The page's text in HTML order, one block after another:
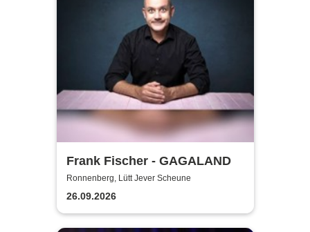
Frank Fischer - GAGALAND
Ronnenberg, Lütt Jever Scheune
26.09.2026